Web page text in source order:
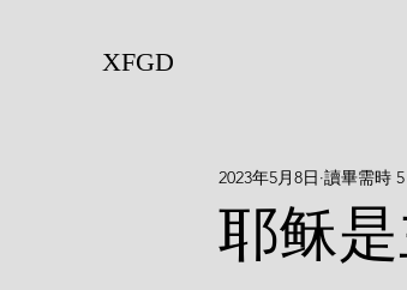
XFGD
耶稣是
2023年5月8日 讀畢需時